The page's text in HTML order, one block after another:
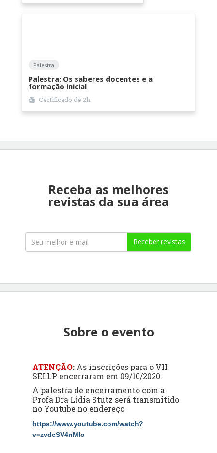
Palestra
Palestra: Os saberes docentes e a
formação inicial
Certificado de 2h
Receba as melhores
revistas da sua área
Receber revistas
Sobre o evento
ATENÇÃO: As inscrições para o VII
SELLP encerraram em 09/10/2020.
A palestra de encerramento com a
Profa Dra Lidia Stutz será transmitido
no Youtube no endereço
https://www.youtube.com/watch?
v=zvdcSV4nMIo